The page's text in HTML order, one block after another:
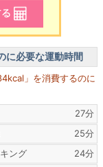
に必要な運動時間
」を消費するのに
27分
25分
ング
24分